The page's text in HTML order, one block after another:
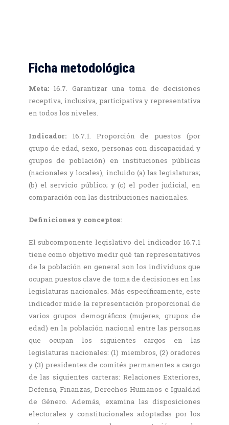
Ficha metodológica
Meta:16.7. Garantizar una toma de decisiones
receptiva, inclusiva, participativa y representativa
en todos los niveles.
Indicador:16.7.1. Proporción de puestos (por
grupo de edad, sexo, personas con discapacidad y
grupos de población) en instituciones públicas
(nacionales y locales), incluido (a) las legislaturas;
(b) el servicio público; y (c) el poder judicial, en
comparación con las distribuciones nacionales.
Definiciones y conceptos:
El subcomponente legislativo del indicador 16.7.1
tiene como objetivo medir qué tan representativos
de la población en general son los individuos que
ocupan puestos clave de toma de decisiones en las
legislaturas nacionales. Más específicamente, este
indicador mide la representación proporcional de
varios grupos demográficos (mujeres, grupos de
edad) en la población nacional entre las personas
que ocupan los siguientes cargos en las
legislaturas nacionales: (1) miembros, (2) oradores
y (3) presidentes de comités permanentes a cargo
de las siguientes carteras: Relaciones Exteriores,
Defensa, Finanzas, Derechos Humanos e Igualdad
de Género. Además, examina las disposiciones
electorales y constitucionales adoptadas por los